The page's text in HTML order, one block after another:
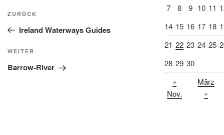
Beitragsnavigation
Vorheriger
Beitrag
ZURÜCK
Ireland Waterways Guides
Nächster
Beitrag
WEITER
Barrow-River
7
8 9 10 11
14 15 16 17 18
21 22 23 24 25
28 29 30
«
Nov.
März
»